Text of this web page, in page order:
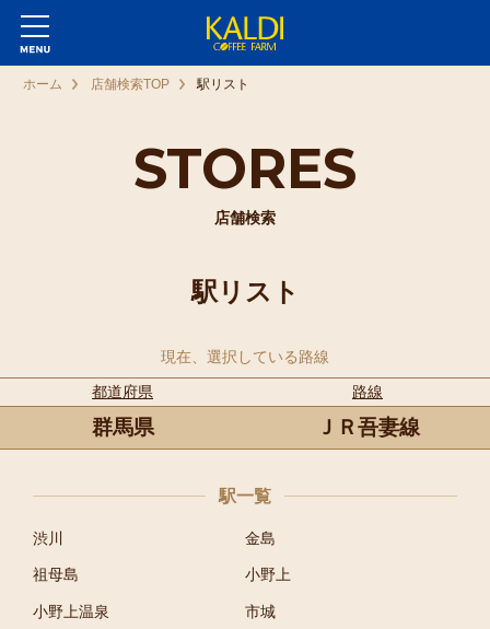
STORES
店舗検索
ホーム 店舗検索TOP 駅リスト
駅リスト
現在、選択している路線
都道府県
路線
群馬県 ＪＲ吾妻線
駅一覧
渋川 金島
祖母島 小野上
小野上温泉 市城